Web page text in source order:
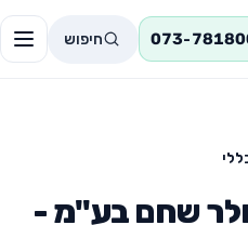
073- חיפוש
שחם בע"מ -